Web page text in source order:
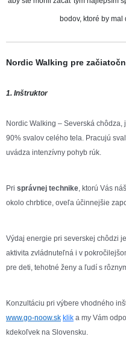
bodov, ktoré by
Nordic Walking pre
1. Inštruktor
Nordic Walking – Severská chôdza,
90% svalov celého tela. Pracujú
uvádza intenzívny pohyb rúk.
Pri správnej technike , ktorú Vás
okolo chrbtice, oveľa účinnejšie
Výdaj energie pri severskej chôdzi je
aktivita zvládnuteľná i v
pre deti, tehotné ženy a ľudí s
Konzultáciu pri výbere vhodného
www.go-noow.sk klik a my Vám
kdekoľvek na Slovensku.